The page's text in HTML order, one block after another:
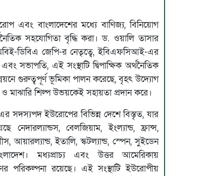
এবং বাংলাদেশের মধ্যে বাণিজ্য, বিনিয়োগ
সহযোগিতা বৃদ্ধি করা। ড. ওয়ালি তাসার
ডিবিএ জেপি-র নেতৃত্বে, ইবিএফসিআই-এর
এবং সভাপতি, এই সংস্থাটি দ্বিপাক্ষিক অর্থনৈতিক
গুরুত্বপূর্ণ ভূমিকা পালন করেছে, বৃহৎ উদ্যোগ
ও মাঝারি শিল্প উভয়কেই সহায়তা প্রদান করে।
সদস্যপদ ইউরোপের বিভিন্ন দেশে বিস্তৃত, যার
নেদারল্যান্ডস, বেলজিয়াম, ইংল্যান্ড, ফ্রান্স,
আয়ারল্যান্ড, ইতালি, স্কটল্যান্ড, স্পেন, সুইডেন
মধ্যপ্রাচ্য এবং উত্তর আমেরিকায়
পরিকল্পনা রয়েছে। এই সংস্থাটি ইউরোপীয়